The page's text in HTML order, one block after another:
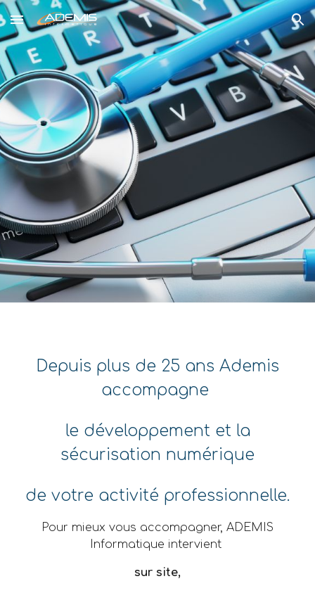
Skip to main content Skip to navigation
Depuis plus de 25 ans Ademis
accompagne
le développement et la
sécurisation numérique
de votre activité professionnelle.
Pour mieux vous accompagner, ADEMIS
Informatique intervient
sur site,